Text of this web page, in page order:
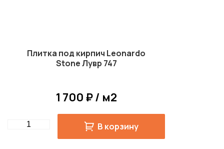
Плитка под кирпич Leonardo
Stone Лувр 747
1 700 ₽ / м2
Quantity В корзину